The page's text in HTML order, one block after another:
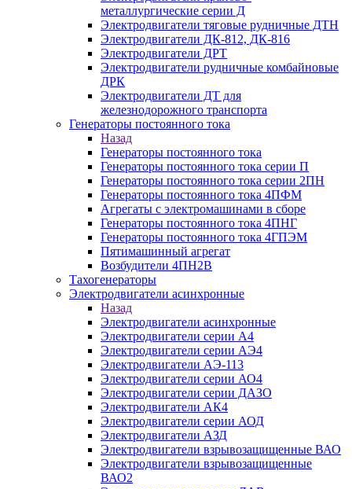
металлургические серии Д
Электродвигатели тяговые рудничные ДТН
Электродвигатели ДК-812, ДК-816
Электродвигатели ДРТ
Электродвигатели рудничные комбайновые
ДРК
Электродвигатели ДТ для
железнодорожного транспорта
Генераторы постоянного тока
Назад
Генераторы постоянного тока
Генераторы постоянного тока серии П
Генераторы постоянного тока серии 2ПН
Генераторы постоянного тока 4ПФМ
Агрегаты с электромашинами в сборе
Генераторы постоянного тока 4ПНГ
Генераторы постоянного тока 4ГПЭМ
Пятимашинный агрегат
Возбудители 4ПН2В
Тахогенераторы
Электродвигатели асинхронные
Назад
Электродвигатели асинхронные
Электродвигатели серии А4
Электродвигатели серии АЭ4
Электродвигатели АЭ-113
Электродвигатели серии АО4
Электродвигатели серии ДАЗО
Электродвигатели АК4
Электродвигатели серии АОД
Электродвигатели АЗД
Электродвигатели взрывозащищенные ВАО
Электродвигатели взрывозащищенные
ВАО2